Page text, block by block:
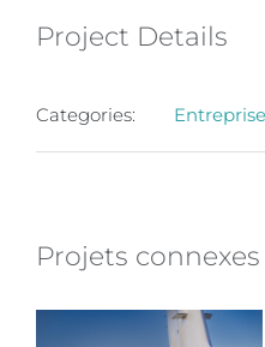
Project Details
Categories: Entreprise
Projets connexes